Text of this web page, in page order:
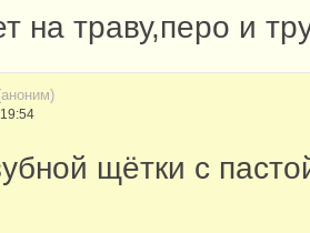
на траву,перо и
щётки с